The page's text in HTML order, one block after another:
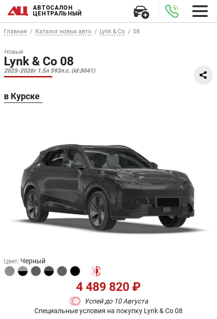
АВТОСАЛОН
ЦЕНТРАЛЬНЫЙ
Главная Каталог новых авто Lynk & Co 08
Новый
Lynk & Co 08
2025-2026г 1.5л 593л.с. (id:3041)
в Курске
Цвет: Черный
Успей до 10 Августа
4 489 820 ₽
Специальные условия на покупку Lynk & Co 08